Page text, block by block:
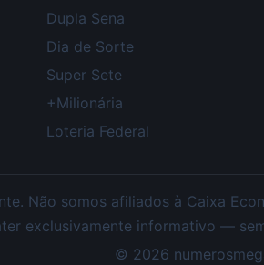
Dupla Sena
Dia de Sorte
Super Sete
+Milionária
Loteria Federal
Não somos afiliados à Caixa
exclusivamente informativo —
© 2026